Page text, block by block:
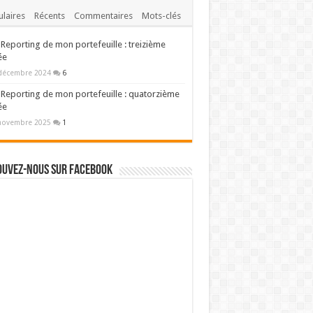
Récents Commentaires Mots-clés
Reporting de mon portefeuille : treizième
2024 6
Reporting de mon portefeuille : quatorzième
2025 1
nous sur Facebook